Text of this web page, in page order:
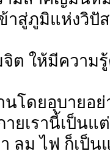
าสู่ภูมิแห่งวิปั
ต ให้มีความ
โดยอุบายอ
ยเรานี้เป็นแ
ลม ไฟ ก็เป็น